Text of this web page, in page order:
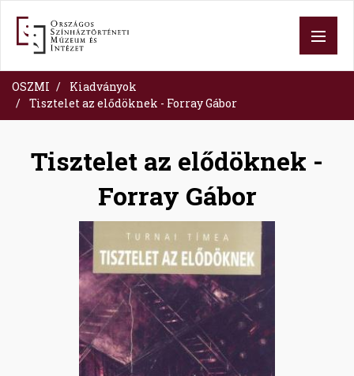
content
OSZMI
Kiadványok
Tisztelet az elődöknek - Forray Gábor
Tisztelet az elődöknek -
Forray Gábor
Image